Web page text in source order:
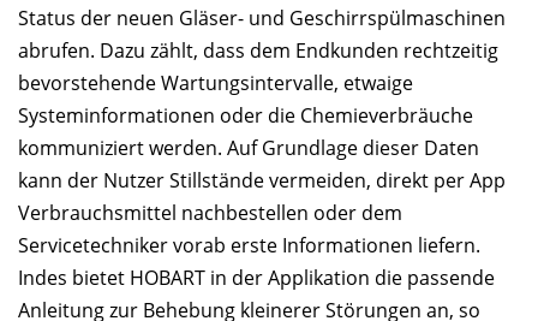
Status der neuen Gläser- und Geschirrspülmaschinen
abrufen. Dazu zählt, dass dem Endkunden rechtzeitig
bevorstehende Wartungsintervalle, etwaige
Systeminformationen oder die Chemieverbräuche
kommuniziert werden. Auf Grundlage dieser Daten
kann der Nutzer Stillstände vermeiden, direkt per App
Verbrauchsmittel nachbestellen oder dem
Servicetechniker vorab erste Informationen liefern.
Indes bietet HOBART in der Applikation die passende
Anleitung zur Behebung kleinerer Störungen an, so